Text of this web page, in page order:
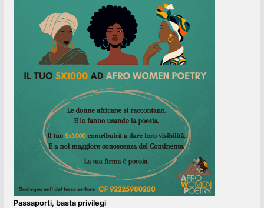
Passaporti, basta privilegi